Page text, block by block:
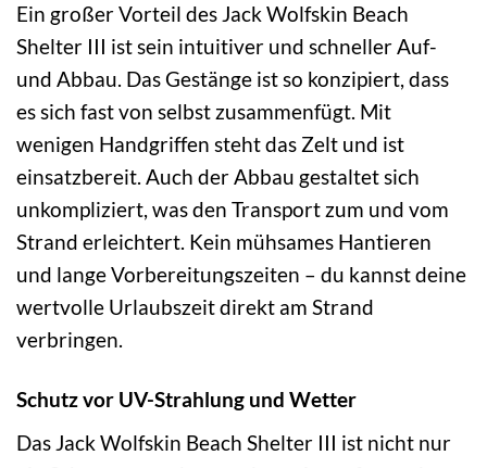
Ein großer Vorteil des Jack Wolfskin Beach
Shelter III ist sein intuitiver und schneller Auf-
und Abbau. Das Gestänge ist so konzipiert, dass
es sich fast von selbst zusammenfügt. Mit
wenigen Handgriffen steht das Zelt und ist
einsatzbereit. Auch der Abbau gestaltet sich
unkompliziert, was den Transport zum und vom
Strand erleichtert. Kein mühsames Hantieren
und lange Vorbereitungszeiten – du kannst deine
wertvolle Urlaubszeit direkt am Strand
verbringen.
Schutz vor UV-Strahlung und Wetter
Das Jack Wolfskin Beach Shelter III ist nicht nur